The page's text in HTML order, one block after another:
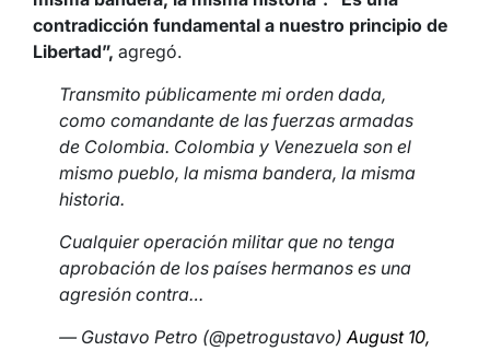
contradicción fundamental a nuestro principio de
Libertad”, agregó.
Transmito públicamente mi orden dada,
como comandante de las fuerzas armadas
de Colombia. Colombia y Venezuela son el
mismo pueblo, la misma bandera, la misma
historia.
Cualquier operación militar que no tenga
aprobación de los países hermanos es una
agresión contra…
— Gustavo Petro (@petrogustavo)August 10,